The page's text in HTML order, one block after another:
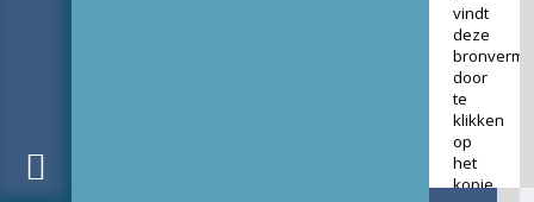
vindt
deze
door
te
klikken
op
het
kopje